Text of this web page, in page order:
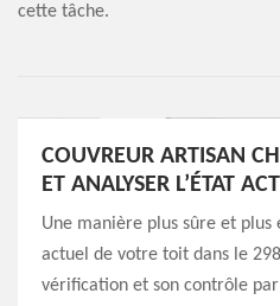
cette tâche.
COUVREUR ARTISAN
ET ANALYSER L’ÉTAT
Une manière plus sûre et plus
actuel de votre toit dans le
vérification et son contrôle